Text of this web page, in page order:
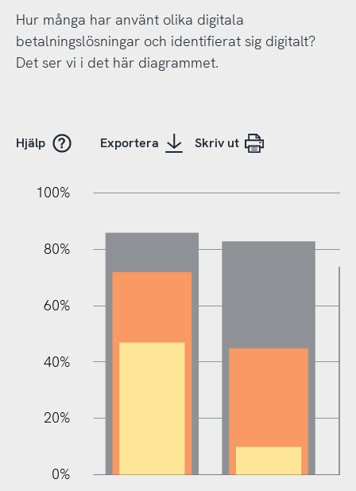
Hur många har använt olika digitala
betalningslösningar och identifierat sig digitalt?
Det ser vi i det här diagrammet.
Hjälp Exportera Skriv ut
100%
80%
60%
40%
20%
0%